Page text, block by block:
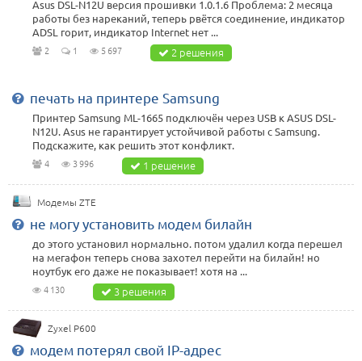
Asus DSL-N12U версия прошивки 1.0.1.6 Проблема: 2 месяца
работы без нареканий, теперь рвётся соединение, индикатор
ADSL горит, индикатор Internet нет ...
2 1 5 697 2 решения
печать на принтере Samsung
Принтер Samsung ML-1665 подключён через USB к ASUS DSL-
N12U. Asus не гарантирует устойчивой работы с Samsung.
Подскажите, как решить этот конфликт.
4 3 996 1 решение
Модемы ZTE
не могу установить модем билайн
до этого установил нормально. потом удалил когда перешел
на мегафон теперь снова захотел перейти на билайн! но
ноутбук его даже не показывает! хотя на ...
4 130 3 решения
Zyxel P600
модем потерял свой IP-адрес